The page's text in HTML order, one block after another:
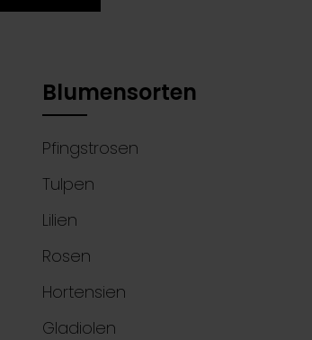
Blumensorten
Pfingstrosen
Tulpen
Lilien
Rosen
Hortensien
Gladiolen